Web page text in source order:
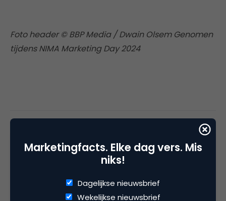
Foto header © BBP Media / Dwain Olsem Genomen
tijdens NIMA Marketing Day 2024
Kopieer link
Redactie
Marketingfacts. Elke dag vers. Mis
niks!
Dagelijkse nieuwsbrief
Wekelijkse nieuwsbrief